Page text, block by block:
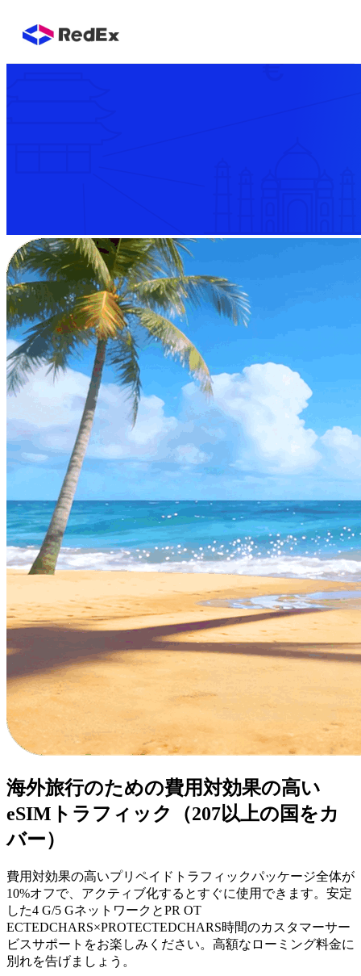
海外旅行のための費用対効果の高い
eSIMトラフィック（207以上の国をカ
バー）
費用対効果の高いプリペイドトラフィックパッケージ全体が
10%オフで、アクティブ化するとすぐに使用できます。安定
した4 G/5 GネットワークとPR OT
ECTEDCHARS×PROTECTEDCHARS時間のカスタマーサー
ビスサポートをお楽しみください。高額なローミング料金に
別れを告げましょう。